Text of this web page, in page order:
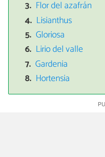
Flor del azafrán
Lisianthus
Gloriosa
Lirio del valle
Gardenia
Hortensia